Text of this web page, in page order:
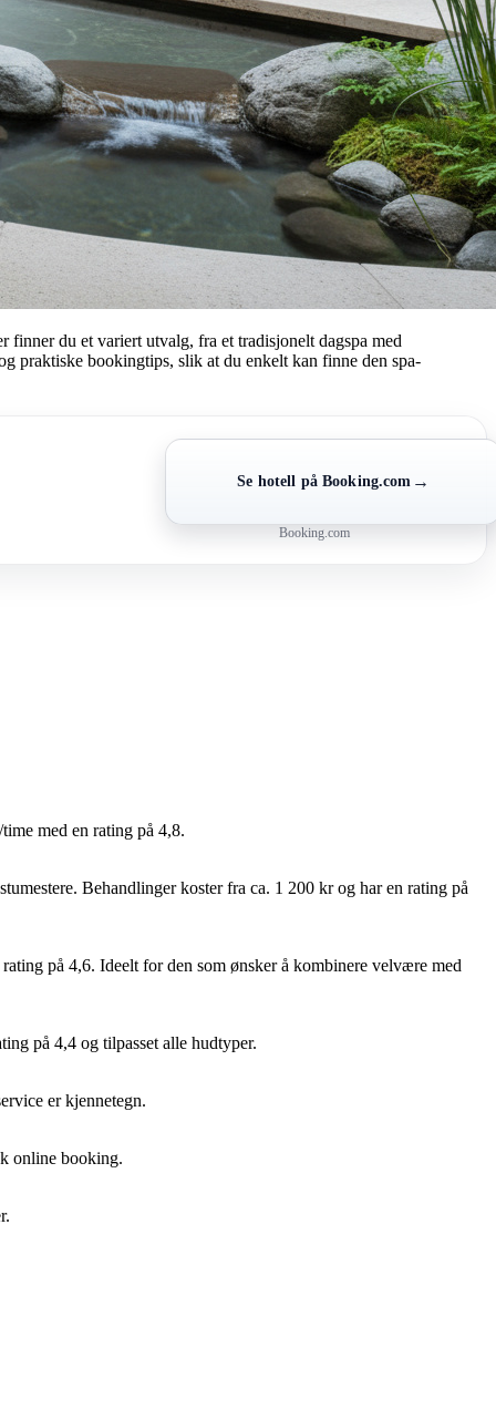
du et variert utvalg, fra et tradisjonelt dagspa med
praktiske bookingtips, slik at du enkelt kan finne den spa-
Se hotell på Booking.com →
Booking.com
med en rating på 4,8.
Behandlinger koster fra ca. 1 200 kr og har en rating på
på 4,6. Ideelt for den som ønsker å kombinere velvære med
på 4,4 og tilpasset alle hudtyper.
er kjennetegn.
online booking.